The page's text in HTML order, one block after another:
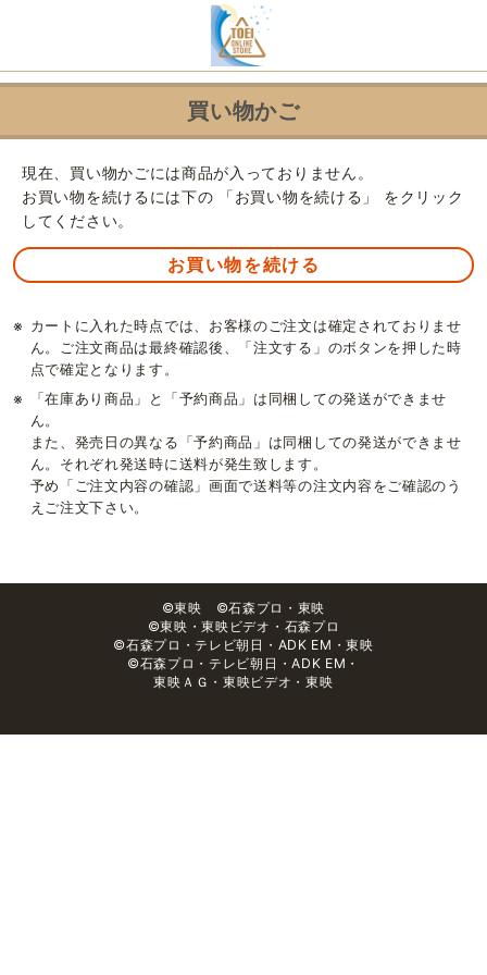
買い物かご
現在、買い物かごには商品が入っておりません。
お買い物を続けるには下の 「お買い物を続ける」 をクリック
してください。
※ カートに入れた時点では、お客様のご注文は確定されておりませ
ん。ご注文商品は最終確認後、「注文する」のボタンを押した時
点で確定となります。
※
「在庫あり商品」と「予約商品」は同梱しての発送ができませ
ん。
また、発売日の異なる「予約商品」は同梱しての発送ができませ
ん。それぞれ発送時に送料が発生致します。
予め「ご注文内容の確認」画面で送料等の注文内容をご確認のう
えご注文下さい。
©東映 ©石森プロ・東映
©東映・東映ビデオ・石森プロ
©石森プロ・テレビ朝日・ADK EM・東映
©石森プロ・テレビ朝日・ADK EM・
東映ＡＧ・東映ビデオ・東映